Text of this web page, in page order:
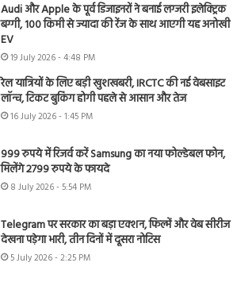
Audi और Apple के पूर्व डिजाइनरों ने बनाई लग्जरी इलेक्ट्रिक
बग्गी, 100 किमी से ज्यादा की रेंज के साथ आएगी यह अनोखी
EV
19 July 2026 - 4:48 PM
रेल यात्रियों के लिए बड़ी खुशखबरी, IRCTC की नई वेबसाइट
लॉन्च, टिकट बुकिंग होगी पहले से आसान और तेज
16 July 2026 - 1:45 PM
999 रुपये में रिजर्व करें Samsung का नया फोल्डेबल फोन,
मिलेंगे 2799 रुपये के फायदे
8 July 2026 - 5:54 PM
Telegram पर सरकार का बड़ा एक्शन, फिल्में और वेब सीरीज
देखना पड़ेगा भारी, तीन दिनों में दूसरा नोटिस
5 July 2026 - 2:25 PM